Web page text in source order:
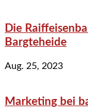
Die
Bargteheide
Aug. 25, 2023
Marketing bei